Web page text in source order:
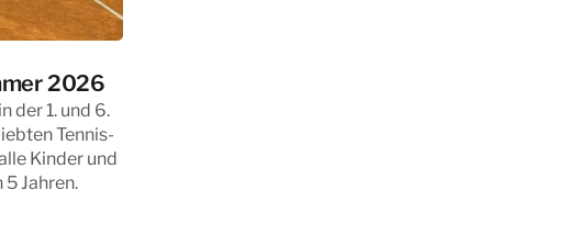
2026
der 1. und 6.
Tennis-
Kinder und
Jahren.